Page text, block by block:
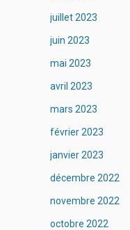
juillet 2023
juin 2023
mai 2023
avril 2023
mars 2023
février 2023
janvier 2023
décembre 2022
novembre 2022
octobre 2022